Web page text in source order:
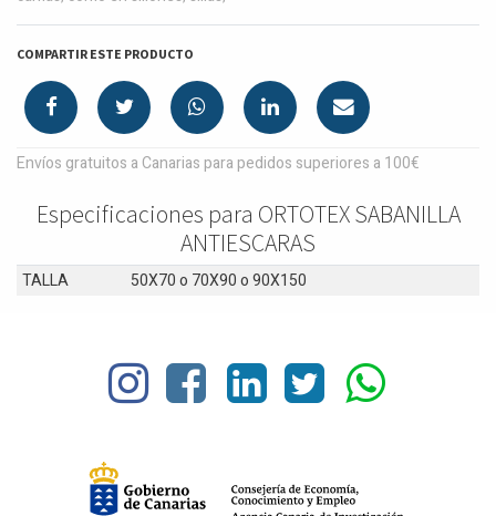
COMPARTIR ESTE PRODUCTO
Envíos gratuitos a Canarias para pedidos superiores a 100€
Especificaciones para ORTOTEX SABANILLA
ANTIESCARAS
TALLA 50X70o 70X90o90X150